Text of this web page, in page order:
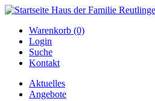
Warenkorb (0)
Login
Suche
Kontakt
Aktuelles
Angebote